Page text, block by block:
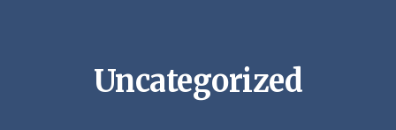
Uncategorized